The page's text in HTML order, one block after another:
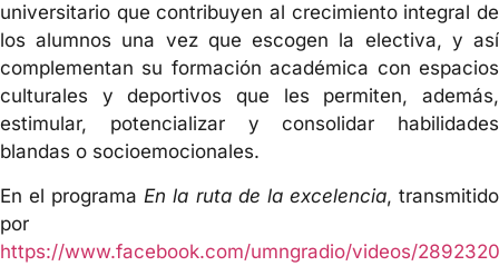
universitario que contribuyen al crecimiento integral de
los alumnos una vez que escogen la electiva, y así
complementan su formación académica con espacios
culturales y deportivos que les permiten, además,
estimular, potencializar y consolidar habilidades
blandas o socioemocionales.
En el programa En la ruta de la excelencia, transmitido
por
https://www.facebook.com/umngradio/videos/